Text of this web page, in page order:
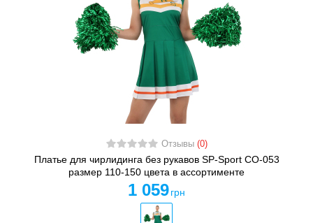
Отзывы (0)
Платье для чирлидинга без рукавов SP-Sport CO-053
размер 110-150 цвета в ассортименте
1 059 грн